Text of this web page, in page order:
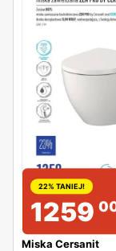
22% TANIEJ!
1259
Miska Cersanit